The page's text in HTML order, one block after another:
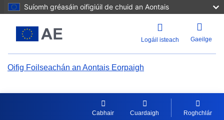
Suíomh gréasáin oifigiúil de chuid an Aontais
Logáil isteach Gaeilge
Oifig Foilseachán an Aontais Eorpaigh
Cabhair Cuardaigh Roghchlár